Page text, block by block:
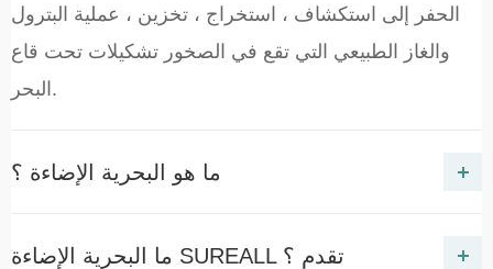
الحفر إلى استكشاف ، استخراج ، تخزين ، عملية البترول
والغاز الطبيعي التي تقع في الصخور تشكيلات تحت قاع
البحر.
ما هو البحرية الإضاءة ؟
ما البحرية الإضاءة SUREALL تقدم ؟